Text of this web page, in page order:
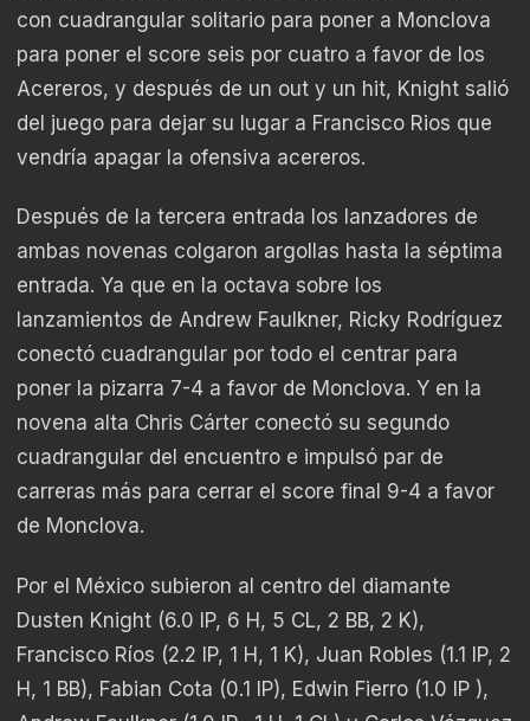
con cuadrangular solitario para poner a Monclova
para poner el score seis por cuatro a favor de los
Acereros, y después de un out y un hit, Knight salió
del juego para dejar su lugar a Francisco Rios que
vendría apagar la ofensiva acereros.
Después de la tercera entrada los lanzadores de
ambas novenas colgaron argollas hasta la séptima
entrada. Ya que en la octava sobre los
lanzamientos de Andrew Faulkner, Ricky Rodríguez
conectó cuadrangular por todo el centrar para
poner la pizarra 7-4 a favor de Monclova. Y en la
novena alta Chris Cárter conectó su segundo
cuadrangular del encuentro e impulsó par de
carreras más para cerrar el score final 9-4 a favor
de Monclova.
Por el México subieron al centro del diamante
Dusten Knight (6.0 IP, 6 H, 5 CL, 2 BB, 2 K),
Francisco Ríos (2.2 IP, 1 H, 1 K), Juan Robles (1.1 IP, 2
H, 1 BB), Fabian Cota (0.1 IP), Edwin Fierro (1.0 IP ),